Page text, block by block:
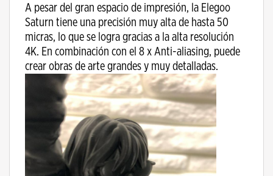
A pesar del gran espacio de impresión, la Elegoo
Saturn tiene una precisión muy alta de hasta 50
micras, lo que se logra gracias a la alta resolución
4K. En combinación con el 8 x Anti-aliasing, puede
crear obras de arte grandes y muy detalladas.